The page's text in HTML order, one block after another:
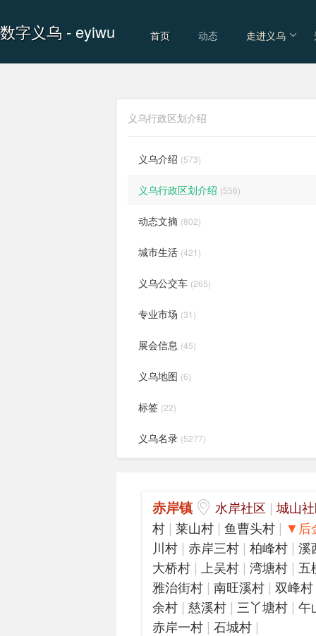
数字义乌 - eyiwu 首页 动态 走进义乌
义乌行政区划介绍
义乌介绍 (573)
义乌行政区划介绍 (556)
动态文摘 (802)
城市生活 (421)
义乌公交车 (265)
专业市场 (31)
展会信息 (45)
义乌地图 (6)
标签 (22)
义乌名录 (5277)
赤岸镇 水岸社区 | 城山
村 | 莱山村 | 鱼曹头村 | ▼后
川村 | 赤岸三村 | 柏峰村 | 溪
大桥村 | 上吴村 | 湾塘村 | 五
雅治街村 | 南旺溪村 | 双峰村
余村 | 慈溪村 | 三丫塘村 | 午
赤岸一村 | 石城村 |